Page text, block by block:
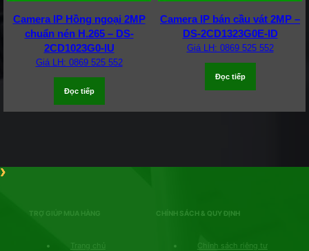
Camera IP Hồng ngoại 2MP
chuẩn nén H.265 – DS-
2CD1023G0-IU
Giá LH: 0869 525 552
Đọc tiếp
Camera IP bán cầu vát 2MP –
DS-2CD1323G0E-ID
Giá LH: 0869 525 552
Đọc tiếp
TRỢ GIÚP MUA HÀNG
Trang chủ
CHÍNH SÁCH & QUY ĐỊNH
Chính sách riêng tư